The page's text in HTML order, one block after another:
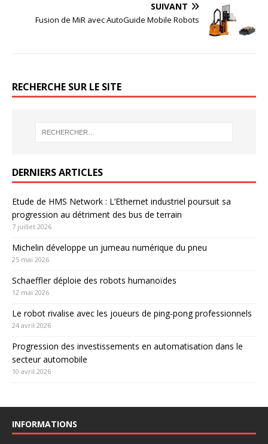
SUIVANT
Fusion de MiR avec AutoGuide Mobile Robots
RECHERCHE SUR LE SITE
DERNIERS ARTICLES
Etude de HMS Network : L’Ethernet industriel poursuit sa
progression au détriment des bus de terrain
7 juillet 2026
Michelin développe un jumeau numérique du pneu
25 mai 2026
Schaeffler déploie des robots humanoïdes
12 mai 2026
Le robot rivalise avec les joueurs de ping-pong professionnels
24 avril 2026
Progression des investissements en automatisation dans le
secteur automobile
10 avril 2026
INFORMATIONS